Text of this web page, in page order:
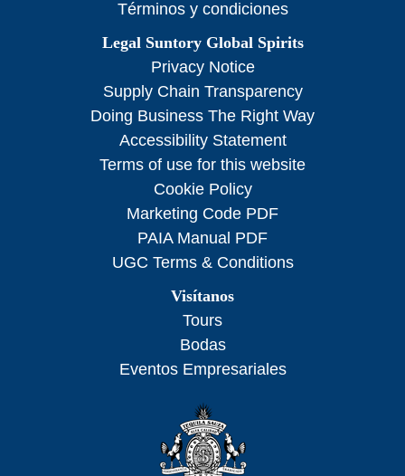
Términos y condiciones
Legal Suntory Global Spirits
Privacy Notice
Supply Chain Transparency
Doing Business The Right Way
Accessibility Statement
Terms of use for this website
Cookie Policy
Marketing Code PDF
PAIA Manual PDF
UGC Terms & Conditions
Visítanos
Tours
Bodas
Eventos Empresariales